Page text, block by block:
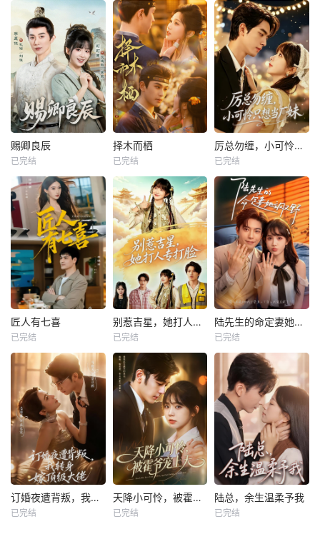
赐卿良辰
已完结
择木而栖
已完结
厉总勿缠，小可怜只想当厂妹
已完结
匠人有七喜
已完结
别惹吉星，她打人专打脸
已完结
陆先生的命定妻她飒又野
已完结
订婚夜遭背叛，我转身嫁顶级大佬
已完结
天降小可怜，被霍爷宠上天
已完结
陆总，余生温柔予我
已完结